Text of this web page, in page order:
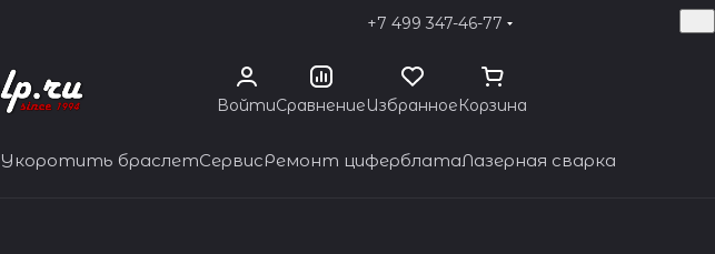
+7 499 347-46-77
ВойтиСравнениеИзбранноеКорзина
Укоротить браслетСервисРемонт циферблатаЛазерная сварка